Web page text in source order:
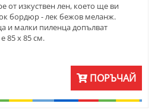
от изкуствен лен, което ще ви
бордюр - лек бежов меланж.
и малки пиленца допълват
85 х 85 см.
ПОРЪЧАЙ